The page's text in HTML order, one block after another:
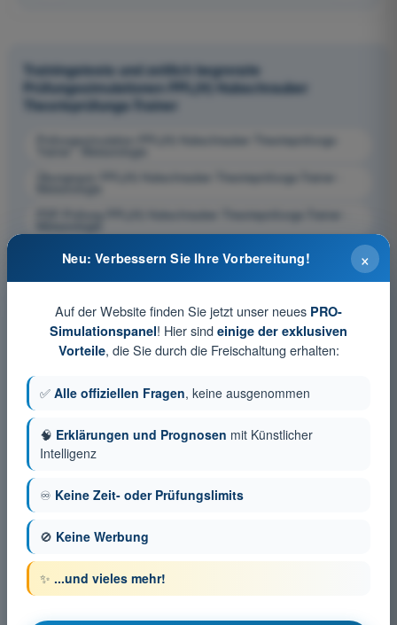
Trainingstests und zeitlich begrenzte
Prüfungssimulationen PPL(H) Hubschrauber
Theorieprüfungs-Trainer
Prüfungssimulation PPL(H) Hubschrauber Theorieprüfungs-
Übungsquiz PPL(H) Hubschrauber Theorieprüfungs-Trainer -
PDF-Prüfung PPL(H) Hubschrauber Theorieprüfungs-Trainer -
×
Neu: Verbessern Sie Ihre Vorbereitung!
Auf der Website finden Sie jetzt unser neues PRO-
Simulationspanel! Hier sind einige der exklusiven
Vorteile, die Sie durch die Freischaltung erhalten:
✅ Alle offiziellen Fragen, keine ausgenommen
🧠 Erklärungen und Prognosen mit Künstlicher
Intelligenz
♾️ Keine Zeit- oder Prüfungslimits
🚫 Keine Werbung
✨ ...und vieles mehr!